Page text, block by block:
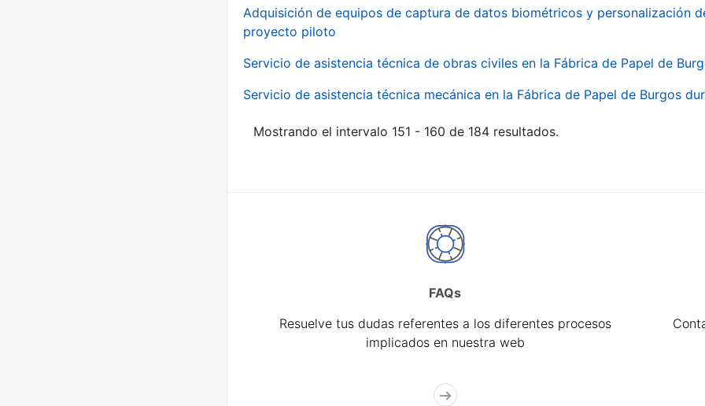
Adquisición de equipos de captura de datos biométricos y personalización
proyecto piloto
Servicio de asistencia técnica de obras civiles en la Fábrica de Papel de
Servicio de asistencia técnica mecánica en la Fábrica de Papel de Burgos
Mostrando el intervalo 151 - 160 de 184 resultados.
FAQs
Resuelve tus dudas referentes a los diferentes procesos
implicados en nuestra web